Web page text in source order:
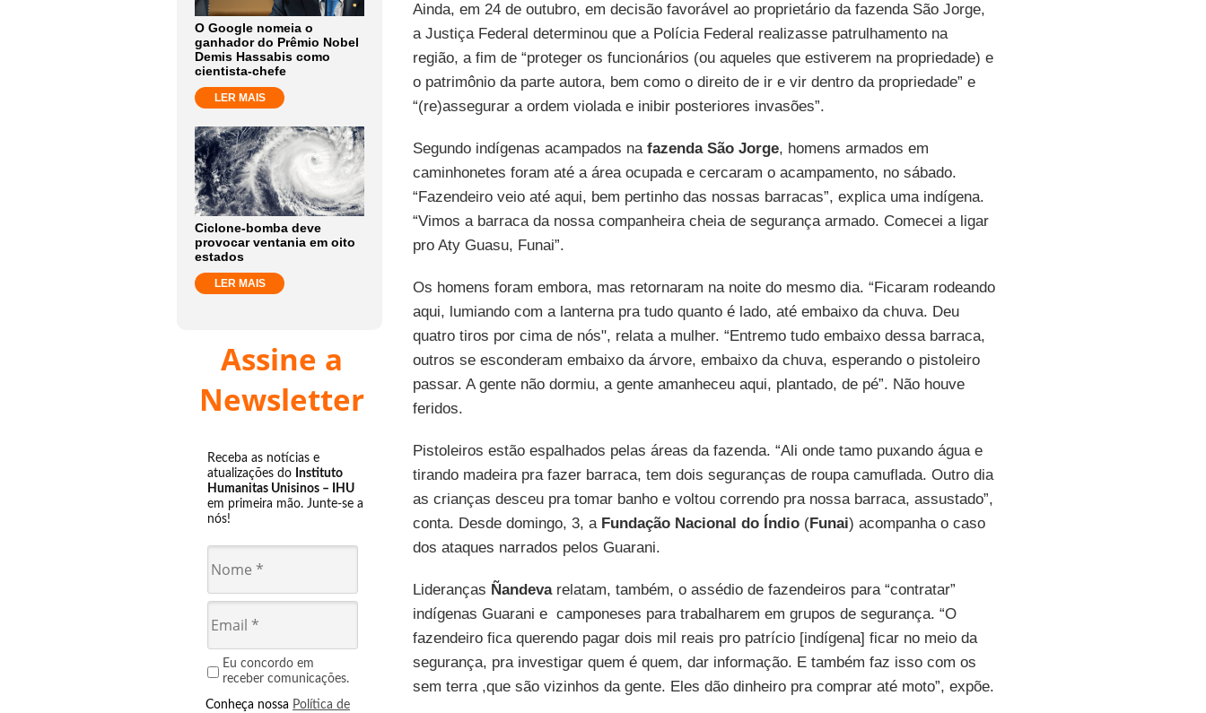
O Google nomeia o
ganhador do Prêmio Nobel
Demis Hassabis como
cientista-chefe
LER MAIS
Ciclone-bomba deve
provocar ventania em oito
estados
LER MAIS
Assine a
Newsletter
Receba as notícias e
atualizações do Instituto
Humanitas Unisinos – IHU
em primeira mão. Junte-se a
nós!
Eu concordo em
receber comunicações.
Conheça nossa Política de
Ainda, em 24 de outubro, em decisão favorável ao proprietário da fazenda São Jorge,
a Justiça Federal determinou que a Polícia Federal realizasse patrulhamento na
região, a fim de “proteger os funcionários (ou aqueles que estiverem na propriedade) e
o patrimônio da parte autora, bem como o direito de ir e vir dentro da propriedade” e
“(re)assegurar a ordem violada e inibir posteriores invasões”.
Segundo indígenas acampados nafazenda São Jorge, homens armados em
caminhonetes foram até a área ocupada e cercaram o acampamento, no sábado.
“Fazendeiro veio até aqui, bem pertinho das nossas barracas”, explica uma indígena.
“Vimos a barraca da nossa companheira cheia de segurança armado. Comecei a ligar
pro Aty Guasu, Funai”.
Os homens foram embora, mas retornaram na noite do mesmo dia. “Ficaram rodeando
aqui, lumiando com a lanterna pra tudo quanto é lado, até embaixo da chuva. Deu
quatro tiros por cima de nós", relata a mulher. “Entremo tudo embaixo dessa barraca,
outros se esconderam embaixo da árvore, embaixo da chuva, esperando o pistoleiro
passar. A gente não dormiu, a gente amanheceu aqui, plantado, de pé”. Não houve
feridos.
Pistoleiros estão espalhados pelas áreas da fazenda. “Ali onde tamo puxando água e
tirando madeira pra fazer barraca, tem dois seguranças de roupa camuflada. Outro dia
as crianças desceu pra tomar banho e voltou correndo pra nossa barraca, assustado”,
conta. Desde domingo, 3, a Fundação Nacional do Índio(Funai) acompanha o caso
dos ataques narrados pelos Guarani.
Lideranças Ñandevarelatam, também, o assédio de fazendeiros para “contratar”
indígenas Guarani e camponeses para trabalharem em grupos de segurança. “O
fazendeiro fica querendo pagar dois mil reais pro patrício [indígena] ficar no meio da
segurança, pra investigar quem é quem, dar informação. E também faz isso com os
sem terra ,que são vizinhos da gente. Eles dão dinheiro pra comprar até moto”, expõe.